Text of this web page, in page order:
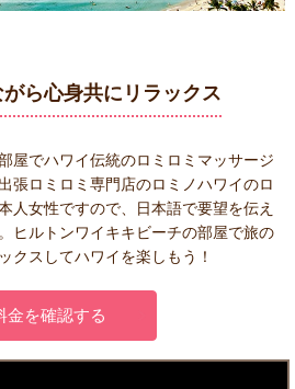
がら心身共にリラックス
屋でハワイ伝統のロミロミマッサージ
張ロミロミ専門店のロミノハワイのロ
人女性ですので、日本語で要望を伝え
ヒルトンワイキキビーチの部屋で旅の
クスしてハワイを楽しもう！
金を確認する